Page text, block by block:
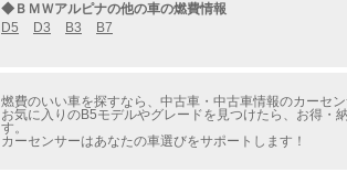
◆ＢＭＷアルピナの他の車の燃費情報
D5
D3 B3 B7
燃費のいい車を探すなら、中古車・中古車情報のカーセ
お気に入りのB5モデルやグレードを見つけたら、お得・
す。
カーセンサーはあなたの車選びをサポートします！